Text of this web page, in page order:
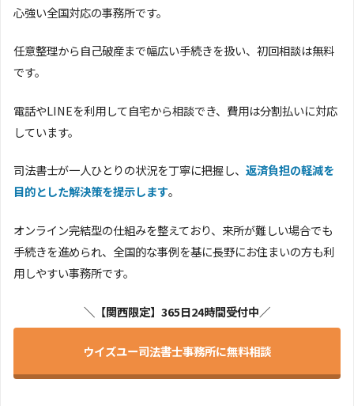
心強い全国対応の事務所です。
任意整理から自己破産まで幅広い手続きを扱い、初回相談は無料
です。
電話やLINEを利用して自宅から相談でき、費用は分割払いに対応
しています。
司法書士が一人ひとりの状況を丁寧に把握し、 返済負担の軽減を
目的とした解決策を提示します。
オンライン完結型の仕組みを整えており、来所が難しい場合でも
手続きを進められ、全国的な事例を基に長野にお住まいの方も利
用しやすい事務所です。
＼【関西限定】365日24時間受付中／
ウイズユー司法書士事務所に無料相談